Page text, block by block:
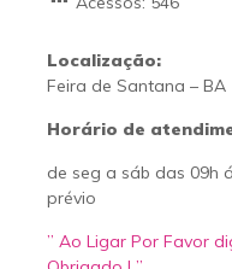
Localização:
Feira de Santana – BA
Horário de
de seg a sáb das 09h
prévio
” Ao Ligar Por Favor